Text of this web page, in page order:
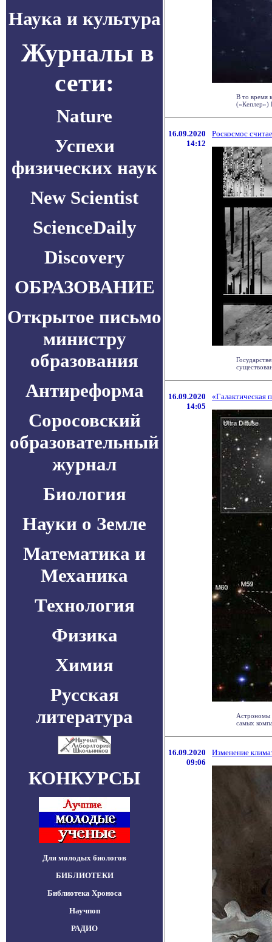
Наука и культура
Журналы в
сети:
Nature
Успехи
физических наук
New Scientist
ScienceDaily
Discovery
ОБРАЗОВАНИЕ
Открытое письмо
министру
образования
Антиреформа
Соросовский
образовательный
журнал
Биология
Науки о Земле
Математика и
Механика
Технология
Физика
Химия
Русская
литература
КОНКУРСЫ
Для молодых биологов
БИБЛИОТЕКИ
Библиотека Хроноса
Научпоп
РАДИО
В то время
(«Кеплер»)
16.09.2020
14:12
Роскосмос
16.09.2020
14:05
«Галактическая
Астрономы
самых
16.09.2020
09:06
Изменение